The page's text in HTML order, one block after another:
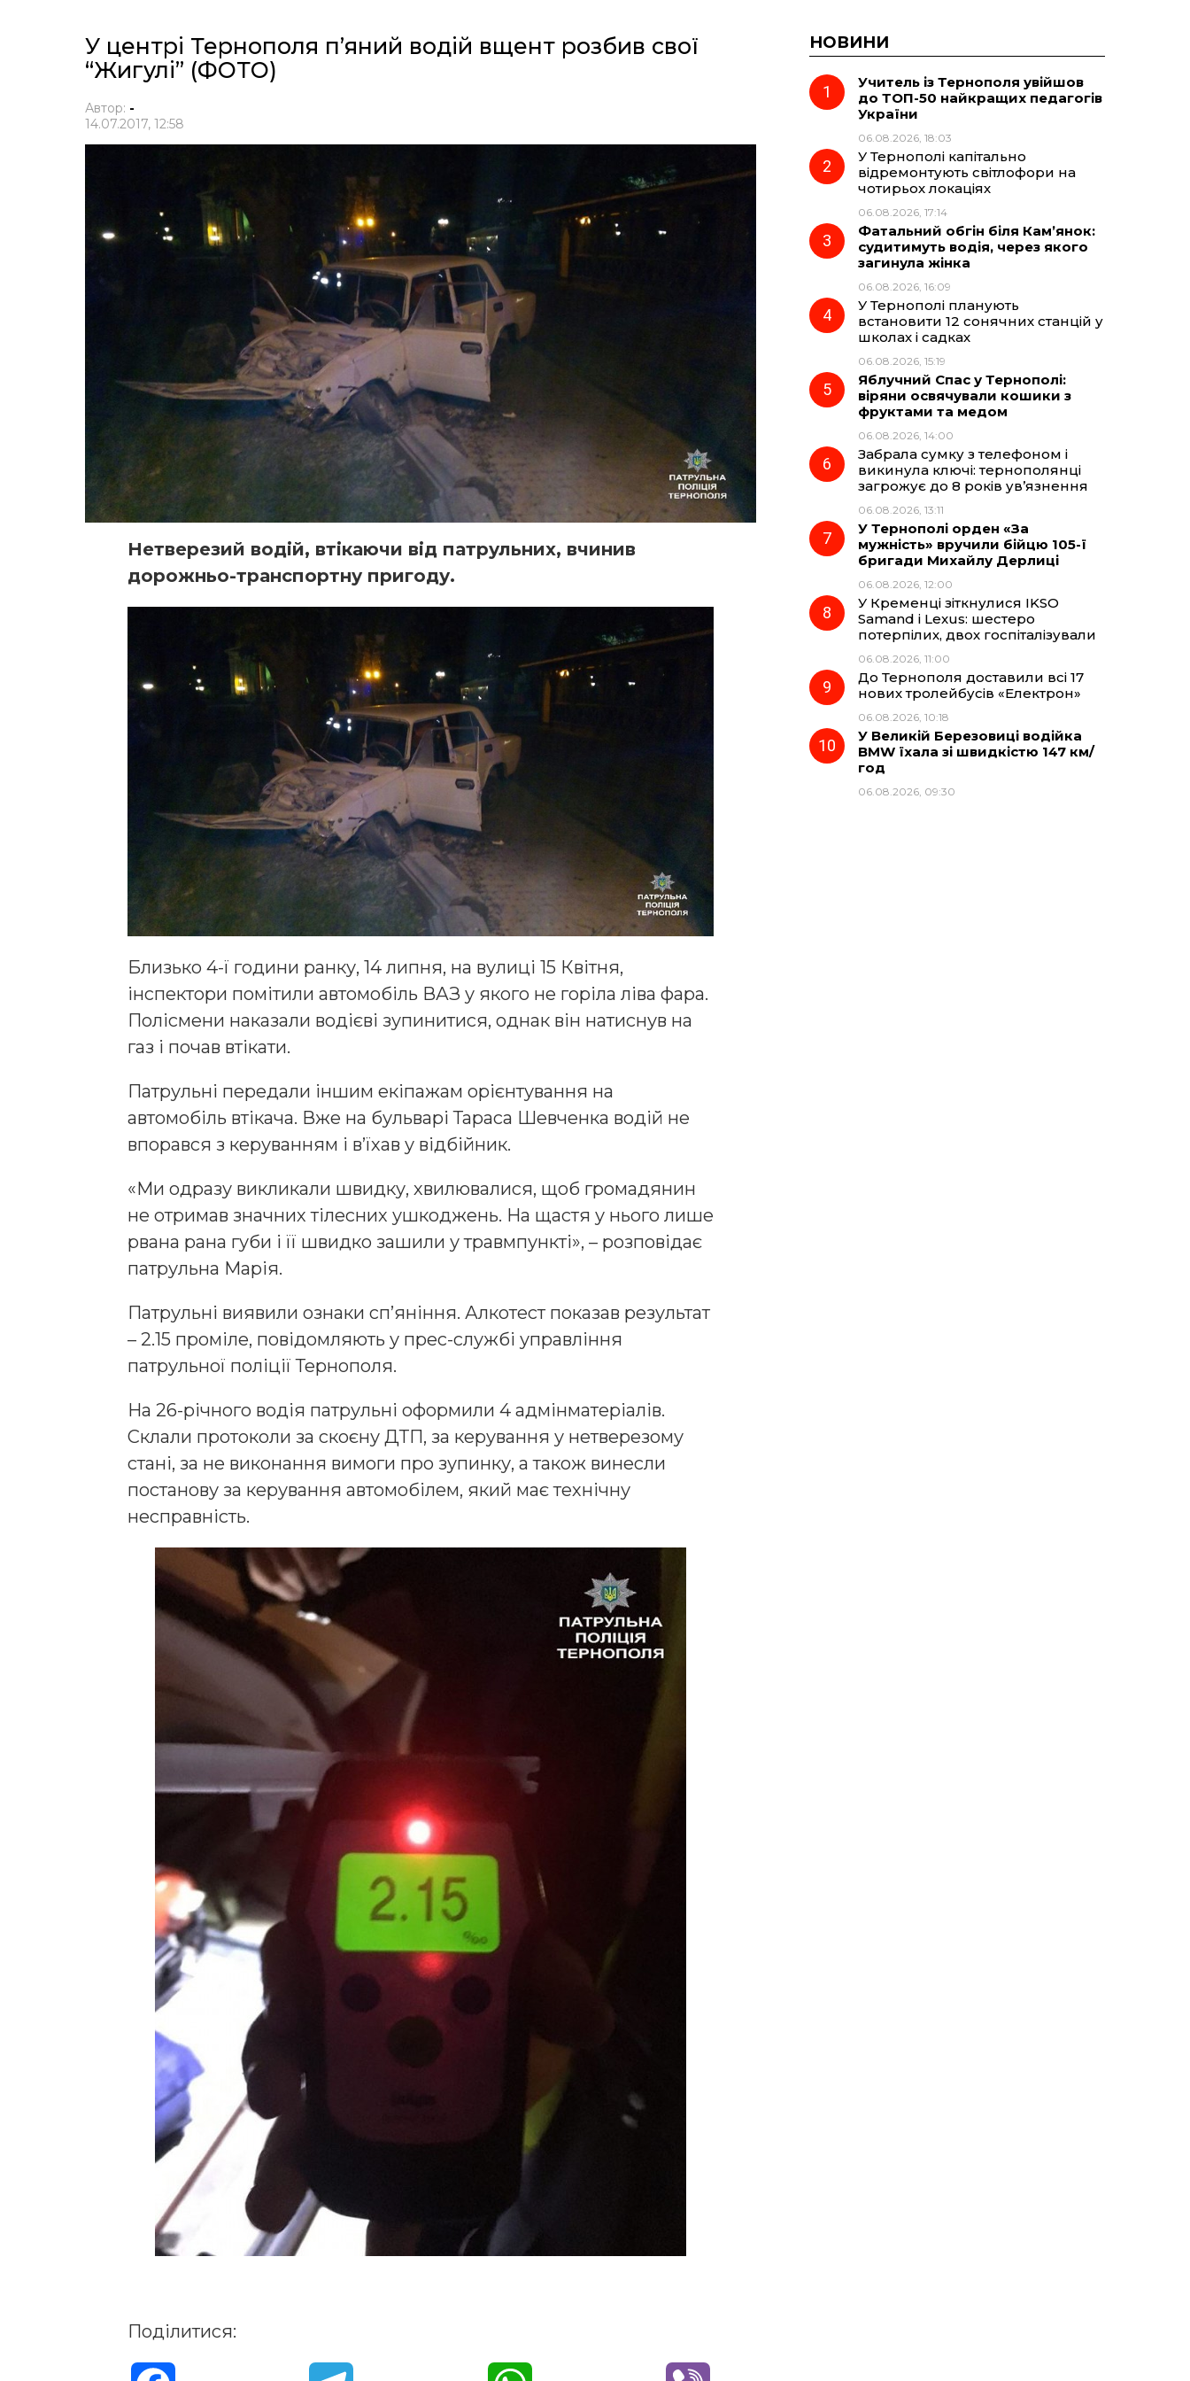
У центрі Тернополя п’яний водій вщент розбив свої
“Жигулі” (ФОТО)
Автор: -
14.07.2017, 12:58
Нетверезий водій, втікаючи від патрульних, вчинив
дорожньо-транспортну пригоду.
Близько 4-ї години ранку, 14 липня, на вулиці 15 Квітня,
інспектори помітили автомобіль ВАЗ у якого не горіла ліва фара.
Полісмени наказали водієві зупинитися, однак він натиснув на
газ і почав втікати.
Патрульні передали іншим екіпажам орієнтування на
автомобіль втікача. Вже на бульварі Тараса Шевченка водій не
впорався з керуванням і в’їхав у відбійник.
«Ми одразу викликали швидку, хвилювалися, щоб громадянин
не отримав значних тілесних ушкоджень. На щастя у нього лише
рвана рана губи і її швидко зашили у травмпункті», – розповідає
патрульна Марія.
Патрульні виявили ознаки сп’яніння. Алкотест показав результат
– 2.15 проміле, повідомляють у прес-службі управління
патрульної поліції Тернополя.
На 26-річного водія патрульні оформили 4 адмінматеріалів.
Склали протоколи за скоєну ДТП, за керування у нетверезому
стані, за не виконання вимоги про зупинку, а також винесли
постанову за керування автомобілем, який має технічну
несправність.
Поділитися:
НОВИНИ
Учитель із Тернополя увійшов
до ТОП-50 найкращих педагогів
України
06.08.2026, 18:03
У Тернополі капітально
відремонтують світлофори на
чотирьох локаціях
06.08.2026, 17:14
Фатальний обгін біля Кам’янок:
судитимуть водія, через якого
загинула жінка
06.08.2026, 16:09
У Тернополі планують
встановити 12 сонячних станцій у
школах і садках
06.08.2026, 15:19
Яблучний Спас у Тернополі:
віряни освячували кошики з
фруктами та медом
06.08.2026, 14:00
Забрала сумку з телефоном і
викинула ключі: тернополянці
загрожує до 8 років ув’язнення
06.08.2026, 13:11
У Тернополі орден «За
мужність» вручили бійцю 105-ї
бригади Михайлу Дерлиці
06.08.2026, 12:00
У Кременці зіткнулися IKSO
Samand і Lexus: шестеро
потерпілих, двох госпіталізували
06.08.2026, 11:00
До Тернополя доставили всі 17
нових тролейбусів «Електрон»
06.08.2026, 10:18
У Великій Березовиці водійка
BMW їхала зі швидкістю 147 км/
год
06.08.2026, 09:30